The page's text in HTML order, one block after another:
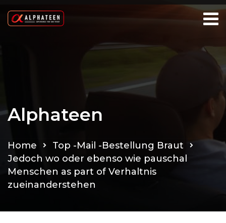
Alphateen
Home
Top -Mail -Bestellung Braut
Jedoch wo oder ebenso wie pauschal
Menschen as part of Verhaltnis
zueinanderstehen